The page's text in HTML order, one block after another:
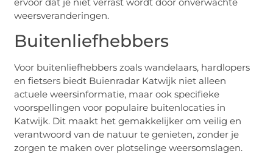
weersveranderingen.
Buitenliefhebbers
Voor buitenliefhebbers zoals wandelaars, hardlopers
en fietsers biedt Buienradar Katwijk niet alleen
actuele weersinformatie, maar ook specifieke
voorspellingen voor populaire buitenlocaties in
Katwijk. Dit maakt het gemakkelijker om veilig en
verantwoord van de natuur te genieten, zonder je
zorgen te maken over plotselinge weersomslagen.